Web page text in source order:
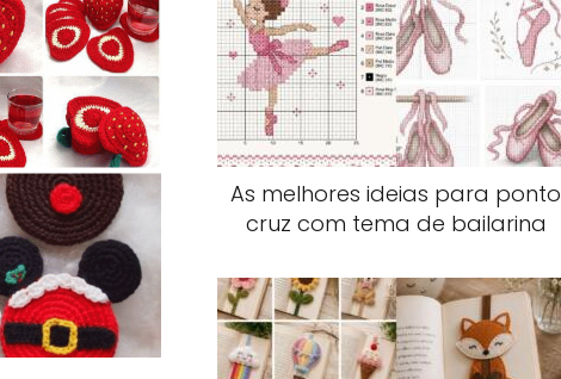
As melhores ideias para ponto
cruz com tema de bailarina